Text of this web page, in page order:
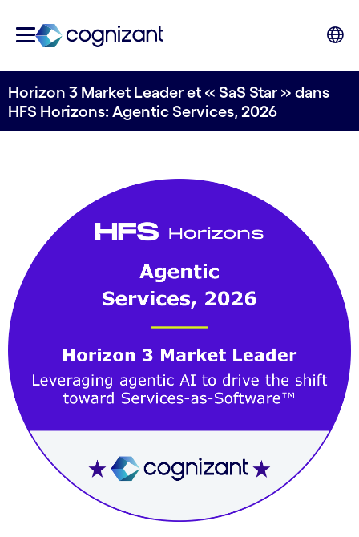
Horizon 3 Market Leader et « SaS Star » dans
HFS Horizons: Agentic Services, 2026